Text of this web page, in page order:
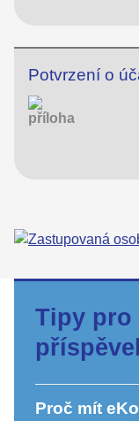
Potvrzení o
Tipy pro
Proč mít